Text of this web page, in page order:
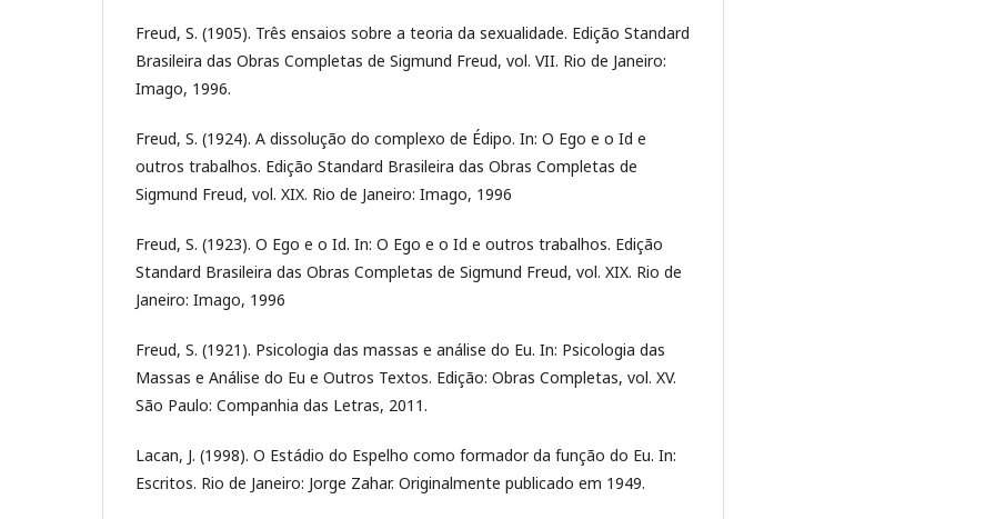
Freud, S. (1905). Três ensaios sobre a teoria da sexualidade. Edição Standard
Brasileira das Obras Completas de Sigmund Freud, vol. VII. Rio de Janeiro:
Imago, 1996.
Freud, S. (1924). A dissolução do complexo de Édipo. In: O Ego e o Id e
outros trabalhos. Edição Standard Brasileira das Obras Completas de
Sigmund Freud, vol. XIX. Rio de Janeiro: Imago, 1996
Freud, S. (1923). O Ego e o Id. In: O Ego e o Id e outros trabalhos. Edição
Standard Brasileira das Obras Completas de Sigmund Freud, vol. XIX. Rio de
Janeiro: Imago, 1996
Freud, S. (1921). Psicologia das massas e análise do Eu. In: Psicologia das
Massas e Análise do Eu e Outros Textos. Edição: Obras Completas, vol. XV.
São Paulo: Companhia das Letras, 2011.
Lacan, J. (1998). O Estádio do Espelho como formador da função do Eu. In:
Escritos. Rio de Janeiro: Jorge Zahar. Originalmente publicado em 1949.